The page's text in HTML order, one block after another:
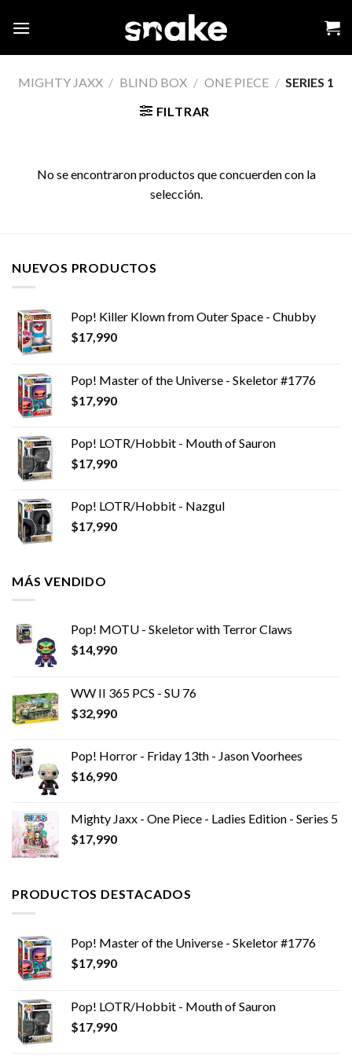
MIGHTY JAXX / BLIND BOX / ONE PIECE / SERIES 1
FILTRAR
No se encontraron productos que concuerden con la
selección.
NUEVOS PRODUCTOS
Pop! Killer Klown from Outer Space - Chubby
$17,990
Pop! Master of the Universe - Skeletor #1776
$17,990
Pop! LOTR/Hobbit - Mouth of Sauron
$17,990
Pop! LOTR/Hobbit - Nazgul
$17,990
MÁS VENDIDO
Pop! MOTU - Skeletor with Terror Claws
$14,990
WW II 365 PCS - SU 76
$32,990
Pop! Horror - Friday 13th - Jason Voorhees
$16,990
Mighty Jaxx - One Piece - Ladies Edition - Series 5
$17,990
PRODUCTOS DESTACADOS
Pop! Master of the Universe - Skeletor #1776
$17,990
Pop! LOTR/Hobbit - Mouth of Sauron
$17,990